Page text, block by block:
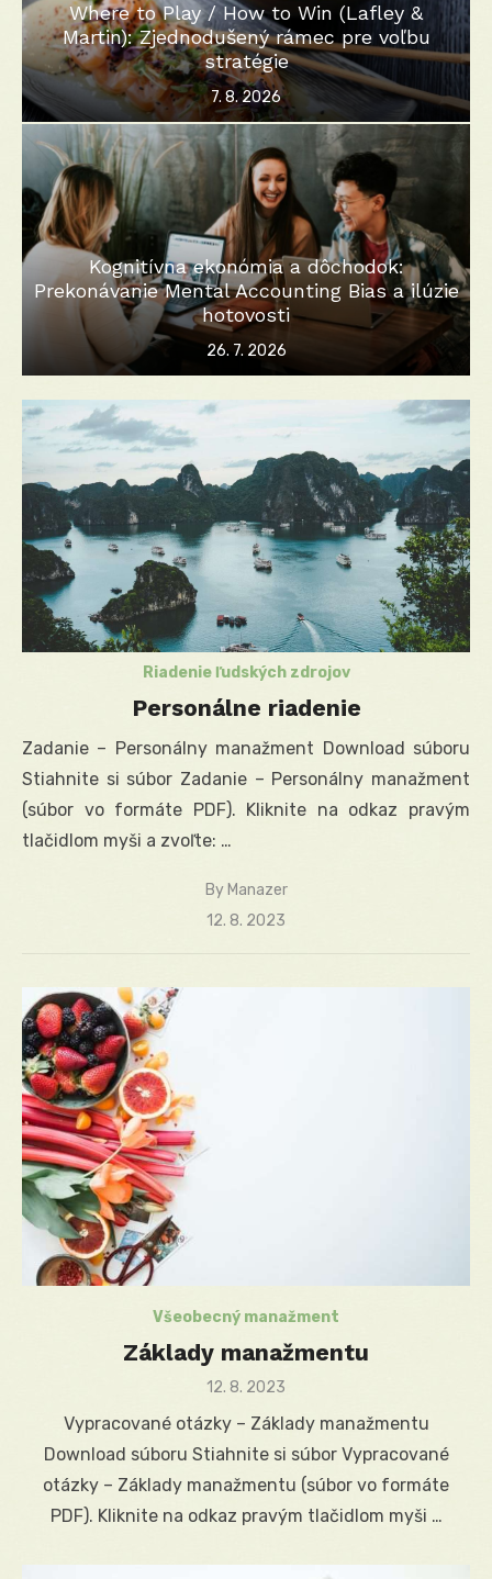
Where to Play / How to Win (Lafley &
Martin): Zjednodušený rámec pre voľbu
stratégie
Posted
on
7. 8. 2026
Kognitívna ekonómia a dôchodok:
Prekonávanie Mental Accounting Bias a ilúzie
hotovosti
Posted
on
26. 7. 2026
Riadenie ľudských zdrojov
Personálne riadenie
Zadanie – Personálny manažment Download súboru
Stiahnite si súbor Zadanie – Personálny manažment
(súbor vo formáte PDF). Kliknite na odkaz pravým
tlačidlom myši a zvoľte: …
By Manazer
Posted
12. 8. 2023
Všeobecný manažment
Základy manažmentu
Posted
12. 8. 2023
Vypracované otázky – Základy manažmentu
Download súboru Stiahnite si súbor Vypracované
otázky – Základy manažmentu (súbor vo formáte
PDF). Kliknite na odkaz pravým tlačidlom myši …